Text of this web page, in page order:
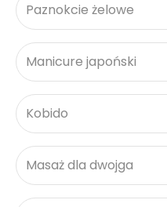
Paznokcie żelowe
Manicure japoński
Kobido
Masaż dla dwojga